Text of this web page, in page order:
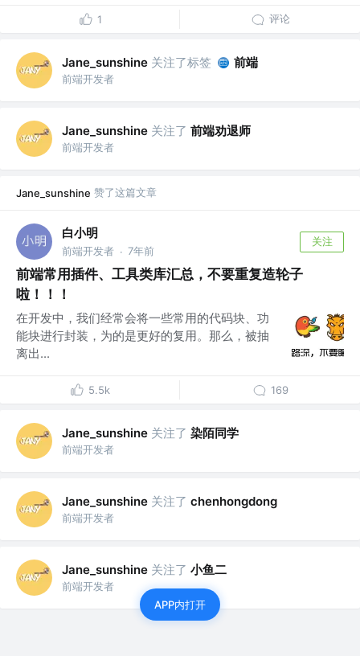
1 评论
Jane_sunshine 关注了标签 前端
前端开发者
Jane_sunshine 关注了 前端劝退师
前端开发者
Jane_sunshine 赞了这篇文章
白小明
前端开发者 · 7年前
关注
前端常用插件、工具类库汇总，不要重复造轮子
啦！！！
在开发中，我们经常会将一些常用的代码块、功
能块进行封装，为的是更好的复用。那么，被抽
离出...
5.5k 169
Jane_sunshine 关注了 染陌同学
前端开发者
Jane_sunshine 关注了 chenhongdong
前端开发者
Jane_sunshine 关注了 小鱼二
前端开发者
APP内打开